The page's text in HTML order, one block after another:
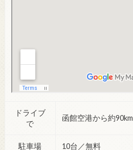
ドライブ
で
函館空港から約90km
駐車場 10台／無料